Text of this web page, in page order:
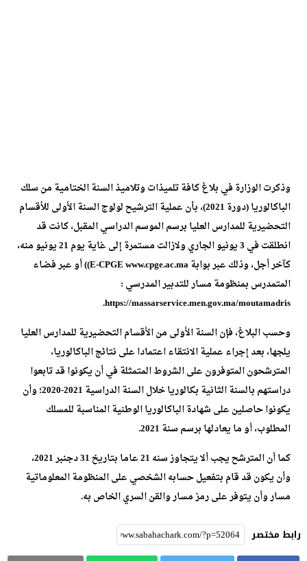
وذكرت الوزارة في بلاغ كافة تلميذات وتلاميذ السنة الختامية من سلك
الباكالوريا (دورة 2021)، بأن عملية الترشيح لولوج السنة الأولى للأقسام
التحضيرية للمدارس العليا برسم الموسم الدراسي المقبل، كانت قد
انطلقت في 3 يونيو الجاري ولازالت مستمرة إلى غاية يوم 21 يونيو منه،
كآخر أجل، وذلك عبر بوابة E-CPGE www.cpge.ac.ma)) أو عبر فضاء
المتمدرس بمنظومة مسار للتدبير المدرسي :
https://massarservice.men.gov.ma/moutamadris.
وحسب البلاغ، فإن السنة الأولى من الأقسام التحضيرية للمدارس العليا
يلجها، بعد إجراء عملية الانتقاء اعتمادا على نتائج الباكالوريا،
المترشحون المتوفرون على الشروط المتمثلة في أن يكونوا قد تابعوا
دراستهم بالسنة الثانية بكالوريا خلال السنة الدراسية 2021-2020؛ وأن
يكونوا حاصلين على شهادة الباكالوريا الوطنية المناسبة للمسلك
المطلوب، أو ما يعادلها برسم سنة 2021.
كما أن المترشح يجب ألا يتجاوز سنه 21 عاما بتاريخ 31 دجنبر 2021،
وأن يكون قد قام بتفعيل حسابه الشخصي على المنظومة المعلوماتية
مسار وأن يتوفر على رمز مسار والقن السري الخاص به.
رابط مختصر